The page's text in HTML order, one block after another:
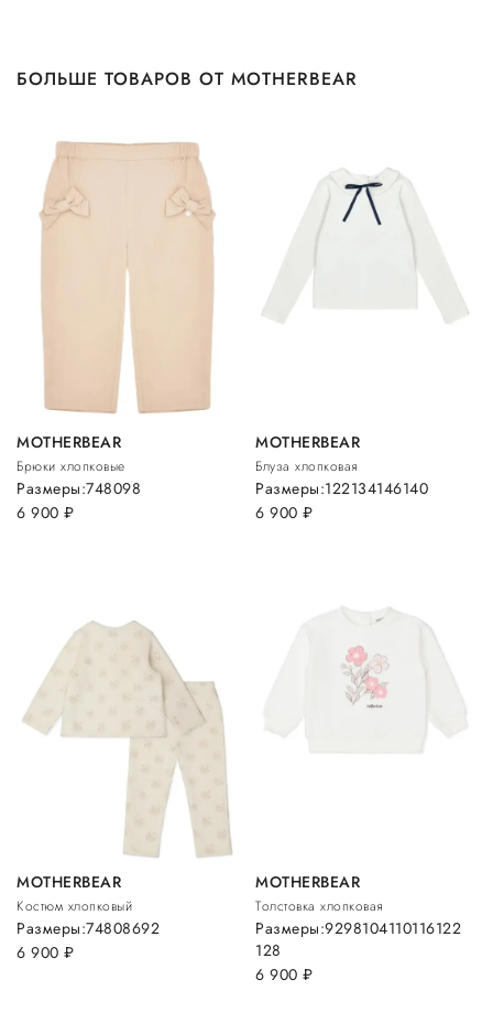
БОЛЬШЕ ТОВАРОВ ОТ MOTHERBEAR
MOTHERBEAR
Брюки хлопковые
6 900 руб.
Размеры:748098
MOTHERBEAR
Блуза хлопковая
6 900руб.
Размеры:122134146140
MOTHERBEAR
Костюм хлопковый
6 900 руб.
Размеры:74808692
MOTHERBEAR
Толстовка хлопковая
6 900руб.
Размеры:9298104110116122
128